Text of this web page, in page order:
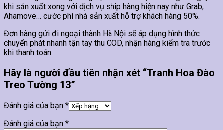
khi sản xuất xong với dịch vụ ship hàng hiện nay như Grab,
Ahamove… cước phí nhà sản xuất hỗ trợ khách hàng 50%.
Đơn hàng gửi đi ngoại thành Hà Nội sẽ áp dụng hình thức
chuyển phát nhanh tận tay thu COD, nhận hàng kiểm tra trước
khi thanh toán.
Hãy là người đầu tiên nhận xét “Tranh Hoa Đào
Treo Tường 13”
Đánh giá của bạn *
Đánh giá của bạn *